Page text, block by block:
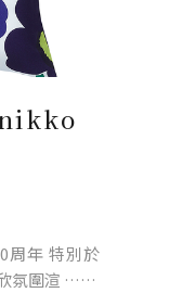
周年 特別於
氛圍渲 ……